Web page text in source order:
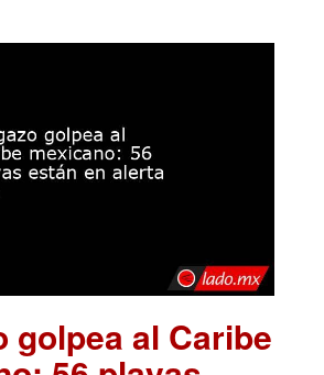
golpea al Caribe